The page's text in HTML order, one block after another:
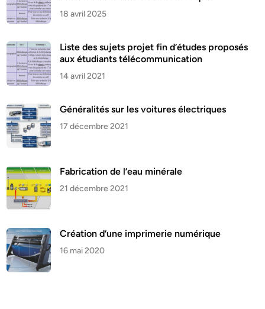
18 avril 2025
Liste des sujets projet fin d’études proposés
aux étudiants télécommunication
14 avril 2021
Généralités sur les voitures électriques
17 décembre 2021
Fabrication de l’eau minérale
21 décembre 2021
Création d’une imprimerie numérique
16 mai 2020